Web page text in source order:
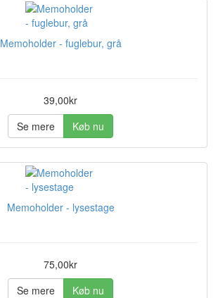
Memoholder - fuglebur, grå
39,00kr
Se mere
Køb nu
Memoholder - lysestage
75,00kr
Se mere
Køb nu